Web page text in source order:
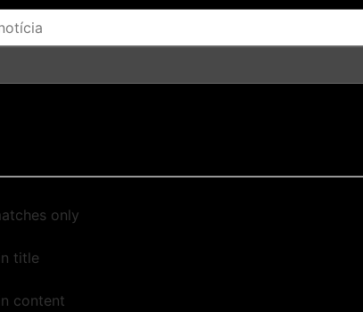
only
title
content